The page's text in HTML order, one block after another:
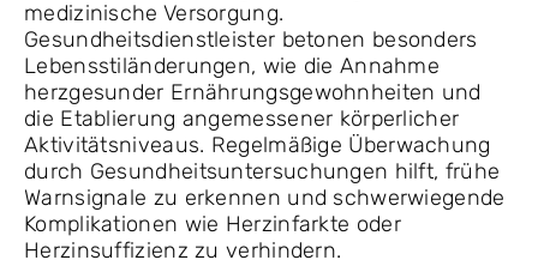
medizinische Versorgung.
Gesundheitsdienstleister betonen besonders
Lebensstiländerungen, wie die Annahme
herzgesunder Ernährungsgewohnheiten und
die Etablierung angemessener körperlicher
Aktivitätsniveaus. Regelmäßige Überwachung
durch Gesundheitsuntersuchungen hilft, frühe
Warnsignale zu erkennen und schwerwiegende
Komplikationen wie Herzinfarkte oder
Herzinsuffizienz zu verhindern.